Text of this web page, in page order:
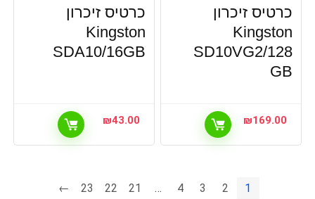
כרטיס זיכרון
Kingston
SD10VG2/128
GB
₪169.00
כרטיס זיכרון
Kingston
SDA10/16GB
₪43.00
1
2
3
4
…
21
22
23
←